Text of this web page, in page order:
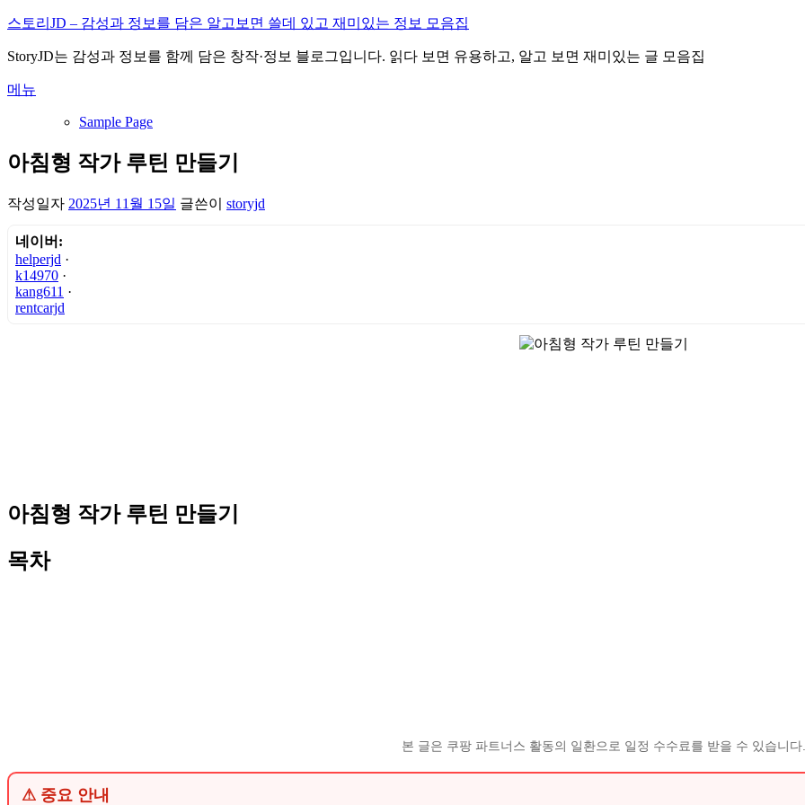
내
으
바
기
스토리JD – 감성과 정보를 담은 알고보면 쓸데 있고 재미있는 정보 모음집
StoryJD는 감성과 정보를 함께 담은 창작·정보 블로그입니다. 읽다 보면 유용하고, 알고 보면 재미있는 글 모음집
메뉴
Sample Page
아침형 작가 루틴 만들기
작성일자 2025년 11월 15일 글쓴이 storyjd
네이버:
helperjd ·
k14970 ·
kang611 ·
rentcarjd
아침형 작가 루틴 만들기
목차
본 글은 쿠팡 파트너스 활동의 일환으로 일정 수수료를 받을 수 있습니다.
⚠ 중요 안내